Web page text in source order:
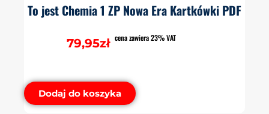
To jest Chemia 1 ZP Nowa Era Kartkówki PDF
79,95zł cena zawiera 23% VAT
Dodaj do koszyka